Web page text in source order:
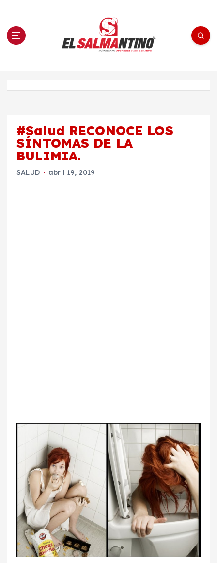
n El Salmantino - medios/noticias/editorial
#Salud RECONOCE LOS
SÍNTOMAS DE LA
BULIMIA.
SALUD abril 19, 2019